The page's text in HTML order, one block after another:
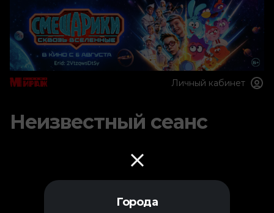
Города
Личный кабинет
Неизвестный сеанс